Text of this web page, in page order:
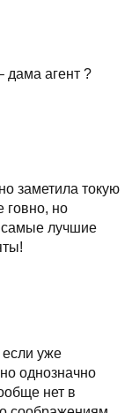
дама агент ?
заметила токую
говно, но
самые лучшие
уже
однозначно
нет в